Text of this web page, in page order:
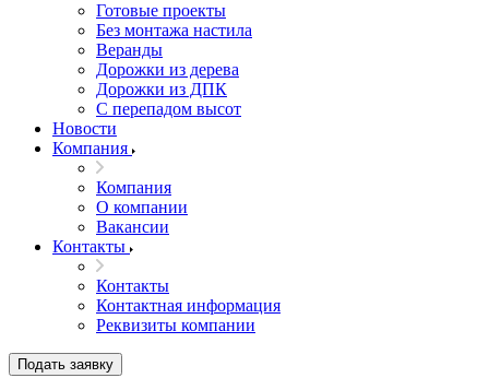
Готовые проекты
Без монтажа настила
Веранды
Дорожки из дерева
Дорожки из ДПК
С перепадом высот
Новости
Компания
Компания
О компании
Вакансии
Контакты
Контакты
Контактная информация
Реквизиты компании
Подать заявку